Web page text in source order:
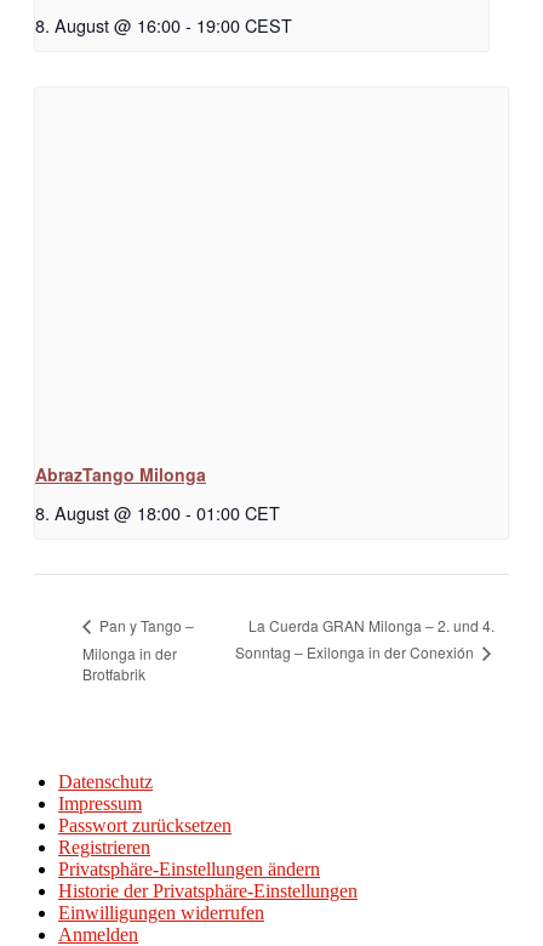
8. August @ 16:00- 19:00CEST
AbrazTango Milonga
8. August @ 18:00- 01:00CET
Pan y Tango –
Milonga in der
Brotfabrik
La Cuerda GRAN Milonga – 2. und 4.
Sonntag – Exilonga in der Conexión
Datenschutz
Impressum
Passwort zurücksetzen
Registrieren
Privatsphäre-Einstellungen ändern
Historie der Privatsphäre-Einstellungen
Einwilligungen widerrufen
Anmelden